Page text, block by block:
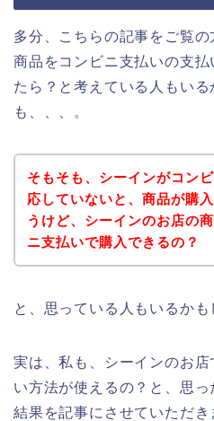
多分、こちらの記事をご覧
商品をコンビニ支払いの支
たら？と考えている人もい
も、、、。
そもそも、シーインがコン
応していないと、商品が購
うけど、シーインのお店の
ニ支払いで購入できるの？
と、思っている人もいるかも
実は、私も、シーインのお
い方法が使えるの？と、思
結果を記事にさせていただき